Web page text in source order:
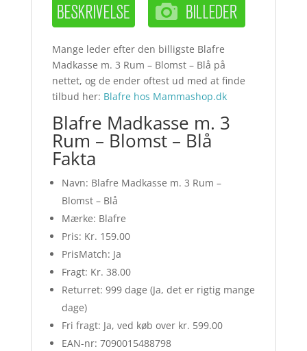
Mange leder efter den billigste Blafre
Madkasse m. 3 Rum – Blomst – Blå på
nettet, og de ender oftest ud med at finde
tilbud her: Blafre hos Mammashop.dk
Blafre Madkasse m. 3
Rum – Blomst – Blå
Fakta
Navn: Blafre Madkasse m. 3 Rum –
Blomst – Blå
Mærke: Blafre
Pris: Kr. 159.00
PrisMatch: Ja
Fragt: Kr. 38.00
Returret: 999 dage (Ja, det er rigtig mange
dage)
Fri fragt: Ja, ved køb over kr. 599.00
EAN-nr: 7090015488798